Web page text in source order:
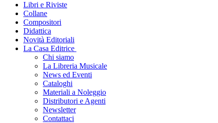
Libri e Riviste
Collane
Compositori
Didattica
Novità Editoriali
La Casa Editrice
Chi siamo
La Libreria Musicale
News ed Eventi
Cataloghi
Materiali a Noleggio
Distributori e Agenti
Newsletter
Contattaci